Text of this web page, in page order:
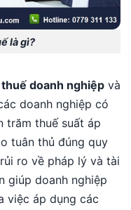
là gì?
doanh nghiệp và
doanh nghiệp có
trăm thuế suất áp
tuân thủ đúng quy
ro về pháp lý và tài
giúp doanh nghiệp
việc áp dụng các